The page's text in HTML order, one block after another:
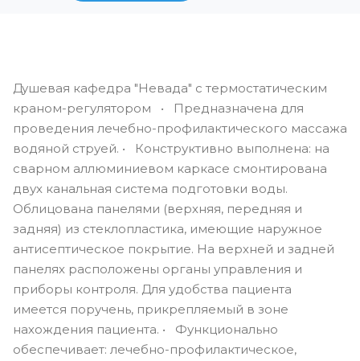
Душевая кафедра "Невада" с термостатическим
краном-регулятором • Предназначена для
проведения лечебно-профилактического массажа
водяной струей. • Конструктивно выполнена: на
сварном аллюминиевом каркасе смонтирована
двух канальная система подготовки воды.
Облицована панелями (верхняя, передняя и
задняя) из стеклопластика, имеющие наружное
антисептическое покрытие. На верхней и задней
панелях расположены органы управления и
приборы контроля. Для удобства пациента
имеется поручень, прикрепляемый в зоне
нахождения пациента. • Функционально
обеспечивает: лечебно-профилактическое,